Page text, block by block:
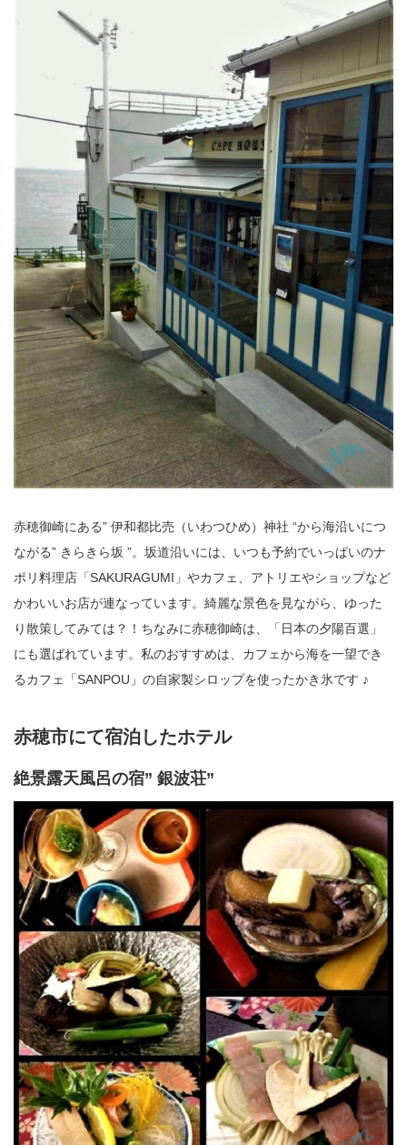
赤穂御崎にある” 伊和都比売（いわつひめ）神社 “から海沿いにつ
ながる” きらきら坂 ”。坂道沿いには、いつも予約でいっぱいのナ
ポリ料理店「SAKURAGUMI」やカフェ、アトリエやショップなど
かわいいお店が連なっています。綺麗な景色を見ながら、ゆった
り散策してみては？！ちなみに赤穂御崎は、「日本の夕陽百選」
にも選ばれています。私のおすすめは、カフェから海を一望でき
るカフェ「SANPOU」の自家製シロップを使ったかき氷です ♪
赤穂市にて宿泊したホテル
絶景露天風呂の宿” 銀波荘”